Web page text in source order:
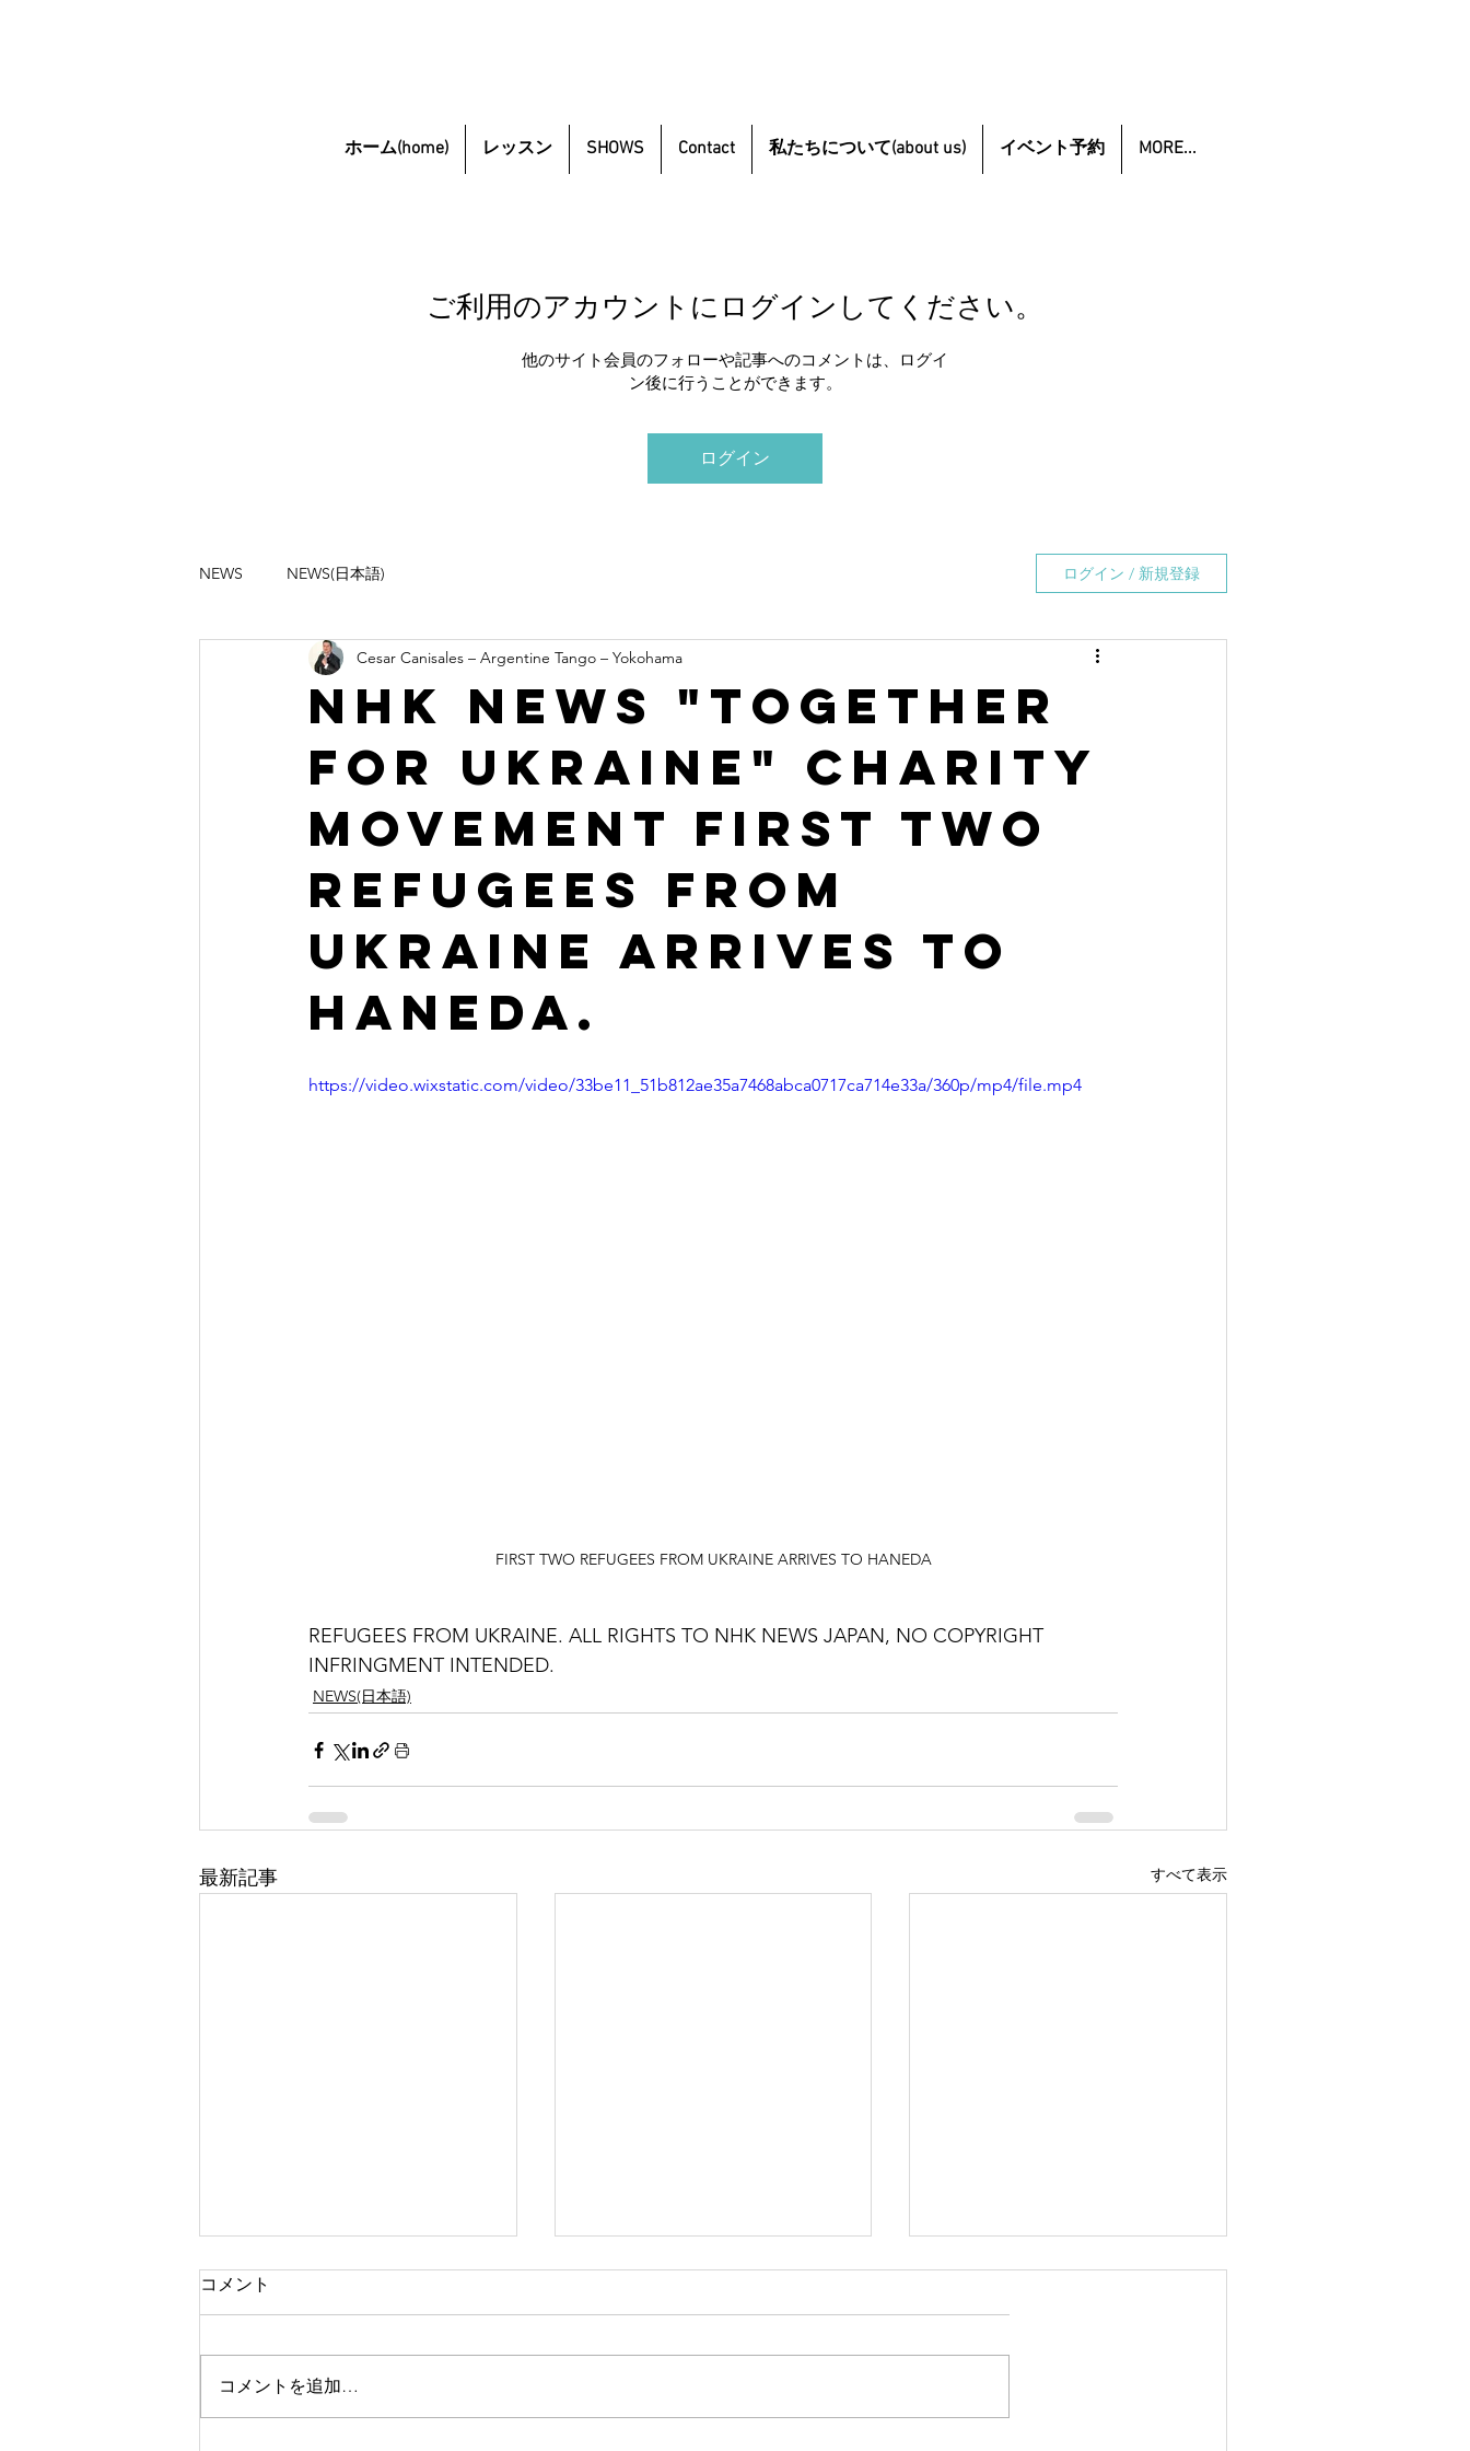
ホーム(home) レッスン SHOWS Contact 私たちについて(about us) イベント予約 MORE...
ご利用のアカウントにログインしてください。
他のサイト会員のフォローや記事へのコメントは、ログイ
ン後に行うことができます。
ログイン
NEWS NEWS(日本語) ログイン / 新規登録
NHK NEWS "TOGETHER
FOR UKRAINE" CHARITY
MOVEMENT FIRST TWO
REFUGEES FROM
UKRAINE ARRIVES TO
HANEDA.
Cesar Canisales – Argentine Tango – Yokohama
https://video.wixstatic.com/video/33be11_51b812ae35a7468abca0717ca714e33a/360p/mp4/file.mp4
FIRST TWO REFUGEES FROM UKRAINE ARRIVES TO HANEDA
REFUGEES FROM UKRAINE. ALL RIGHTS TO NHK NEWS JAPAN, NO COPYRIGHT
INFRINGMENT INTENDED.
NEWS(日本語)
最新記事 すべて表示
コメント
コメントを追加…